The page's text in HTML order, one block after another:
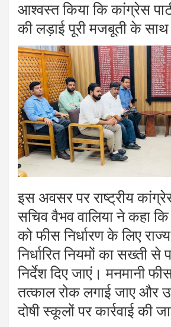
आश्वस्त किया कि कांग्रेस
की लड़ाई पूरी मजबूती के
इस अवसर पर राष्ट्रीय
सचिव वैभव वालिया ने कहा
को फीस निर्धारण के लिए राज्य
निर्धारित नियमों का सख्ती
निर्देश दिए जाएं। मनमानी
तत्काल रोक लगाई जाए और
दोषी स्कूलों पर कार्रवाई की